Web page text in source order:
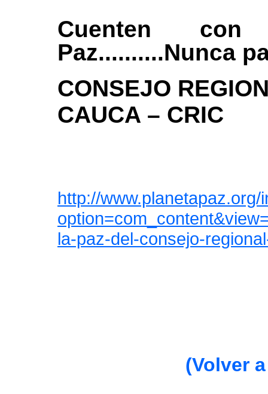
Cuenten
Paz..........Nunca
CONSEJO
CAUCA – CRIC
http://www.planetapaz.org/
la-paz-del-consejo-
(Volver